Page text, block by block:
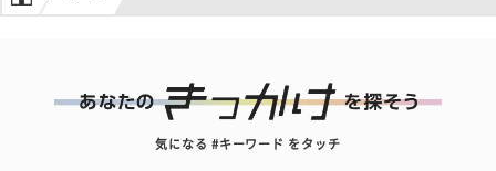
気になる #キーワード をタッチ